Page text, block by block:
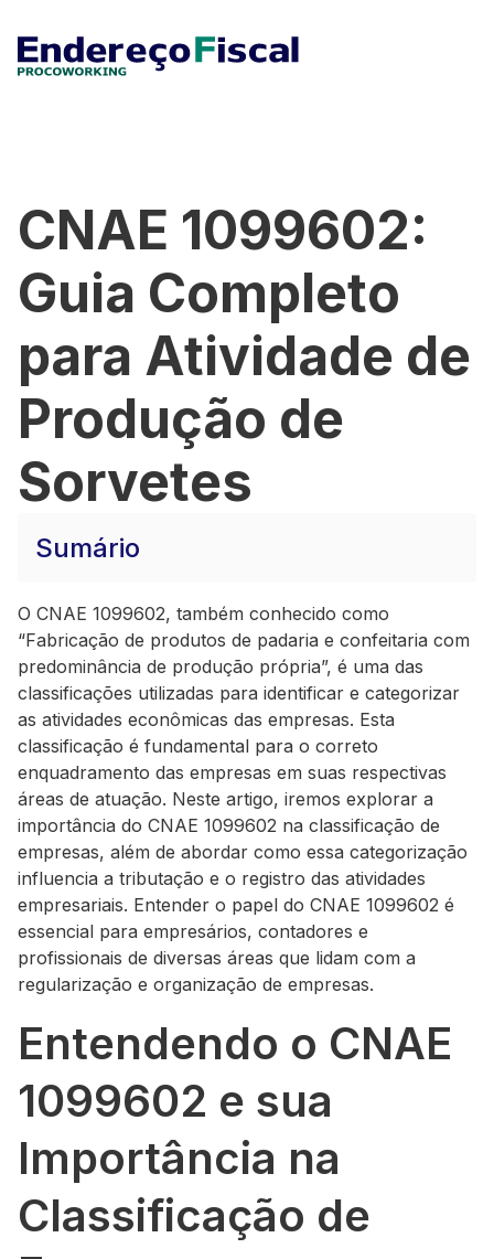
CNAE 1099602:
Guia Completo
para Atividade de
Produção de
Sorvetes
Sumário
O CNAE 1099602, também conhecido como
“Fabricação de produtos de padaria e confeitaria com
predominância de produção própria”, é uma das
classificações utilizadas para identificar e categorizar
as atividades econômicas das empresas. Esta
classificação é fundamental para o correto
enquadramento das empresas em suas respectivas
áreas de atuação. Neste artigo, iremos explorar a
importância do CNAE 1099602 na classificação de
empresas, além de abordar como essa categorização
influencia a tributação e o registro das atividades
empresariais. Entender o papel do CNAE 1099602 é
essencial para empresários, contadores e
profissionais de diversas áreas que lidam com a
regularização e organização de empresas.
Entendendo o CNAE
1099602 e sua
Importância na
Classificação de